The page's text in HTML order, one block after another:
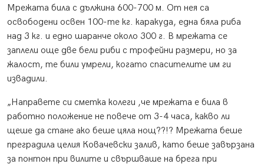
Мрежата била с дължина 600-700 м. От нея са
освободени освен 100-те кг. каракуда, една бяла риба
над 3 кг. и едно шаранче около 300 г. В мрежата се
заплели още две бели риби с трофейни размери, но за
жалост, те били умрели, когато спасителите им ги
извадили.
„Направете си сметка колеги ,че мрежата е била в
работно положение не повече от 3-4 часа, какво ли
щеше да стане ако беше цяла нощ??!? Мрежата беше
преградила целия Ковачевски залив, като беше завързана
за понтон при вилите и свършваше на брега при